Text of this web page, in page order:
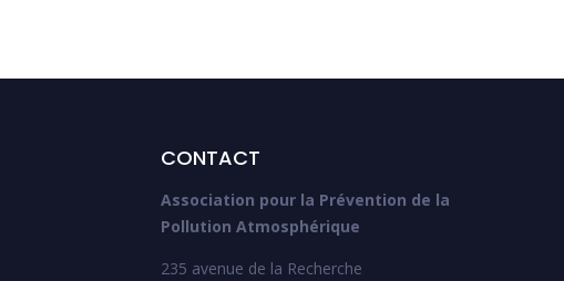
CONTACT
Association pour la Prévention de la
Pollution Atmosphérique
235 avenue de la Recherche